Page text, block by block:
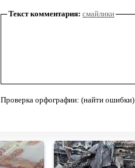
Текст комментария: смайлики
Проверка орфографии: (найти ошибки)